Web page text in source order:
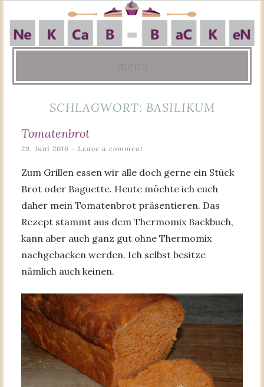
content
SCHLAGWORT: BASILIKUM
Tomatenbrot
29. Juni 2016 Leave a comment
Zum Grillen essen wir alle doch gerne ein Stück
Brot oder Baguette. Heute möchte ich euch
daher mein Tomatenbrot präsentieren. Das
Rezept stammt aus dem Thermomix Backbuch,
kann aber auch ganz gut ohne Thermomix
nachgebacken werden. Ich selbst besitze
nämlich auch keinen.